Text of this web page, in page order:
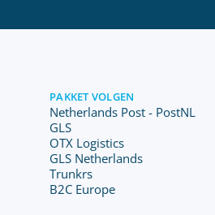
PAKKET VOLGEN
Netherlands Post - PostNL
GLS
OTX Logistics
GLS Netherlands
Trunkrs
B2C Europe